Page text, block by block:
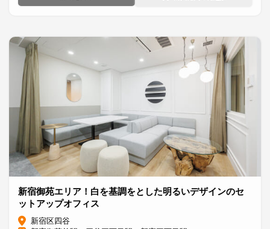
新宿御苑エリア！白を基調をとした明るいデザインのセ
ットアップオフィス
新宿区四谷